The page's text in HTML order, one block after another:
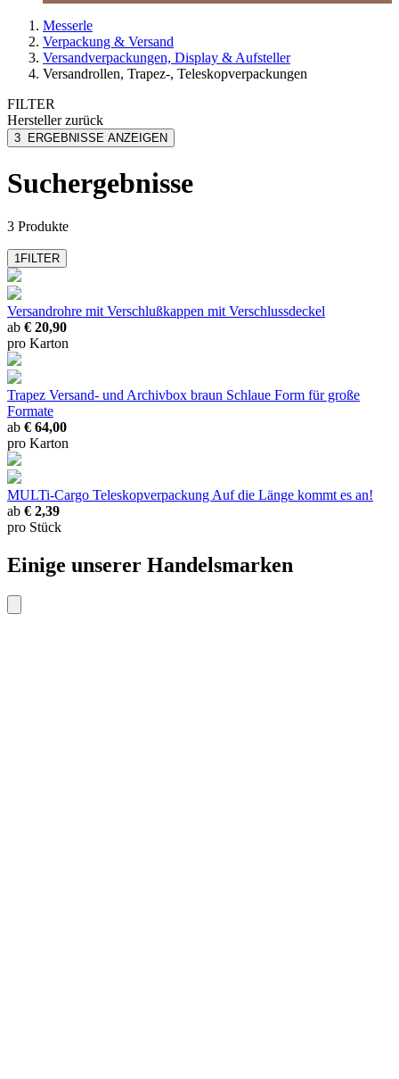
Messerle
Verpackung & Versand
Versandverpackungen, Display & Aufsteller
Versandrollen, Trapez-, Teleskopverpackungen
FILTER
Herstellerzurück
ColomPac
3 ERGEBNISSE ANZEIGEN
Suchergebnisse
3 Produkte
1FILTER
Versandrohre mit Verschlußkappen mit Verschlussdeckel
ab € 20,90
pro Karton
Trapez Versand- und Archivbox braun Schlaue Form für große
Formate
ab € 64,00
pro Karton
MULTi-Cargo Teleskopverpackung Auf die Länge kommt es an!
ab € 2,39
pro Stück
Einige unserer Handelsmarken